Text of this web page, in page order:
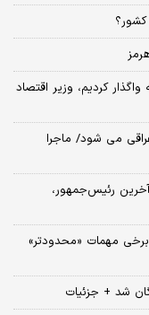
کشور؟
کردیم، وزیر اقتصاد
می شود/ ماجرا
رئیس‌جمهور،
برخی مهمات «محدودتر»
شد + جزئیات